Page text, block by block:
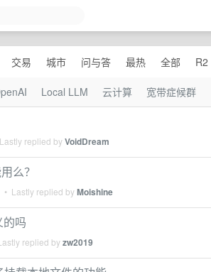
交易 城市 问与答 最热 全部 R2
Local LLM 云计算 宽带症候群
replied byVoidDream
么？
• Lastly replied byMoishine
的吗
replied byzw2019